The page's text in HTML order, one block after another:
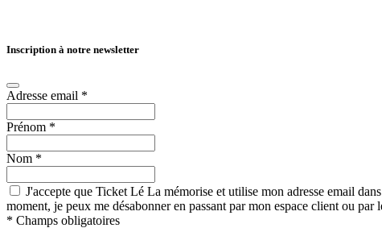
Inscription à notre newsletter
Adresse email *
Prénom *
Nom *
J'accepte que Ticket Lé La mémorise et utilise mon adresse email
moment, je peux me désabonner en passant par mon espace client ou
* Champs obligatoires